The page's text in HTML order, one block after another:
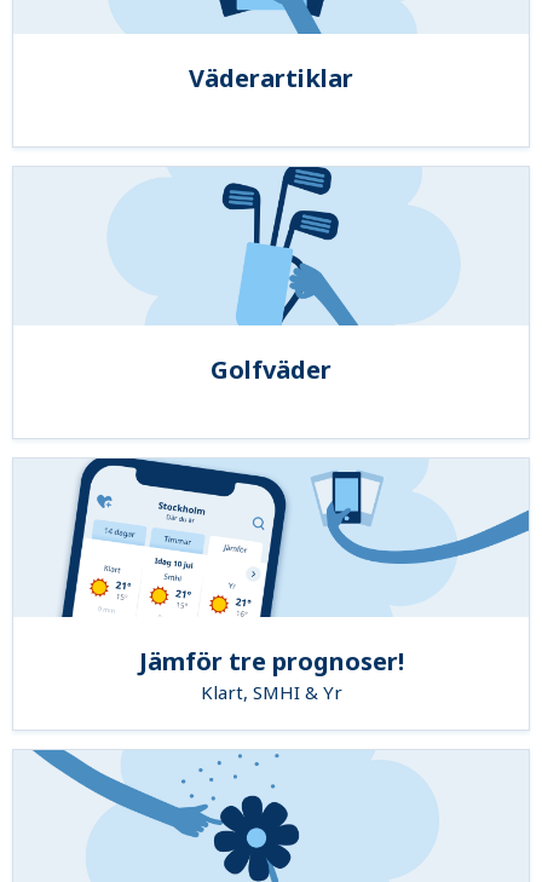
Väderartiklar
Golfväder
Jämför tre prognoser!
Klart, SMHI & Yr